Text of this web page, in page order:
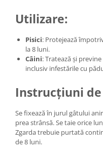
Utilizare:
Pisici: Protejează
la 8 luni.
Câini: Tratează și
inclusiv infestările cu
Instrucțiuni
Se fixează în jurul gâtului
prea strânsă. Se taie orice
Zgarda trebuie purtată
de 8 luni.